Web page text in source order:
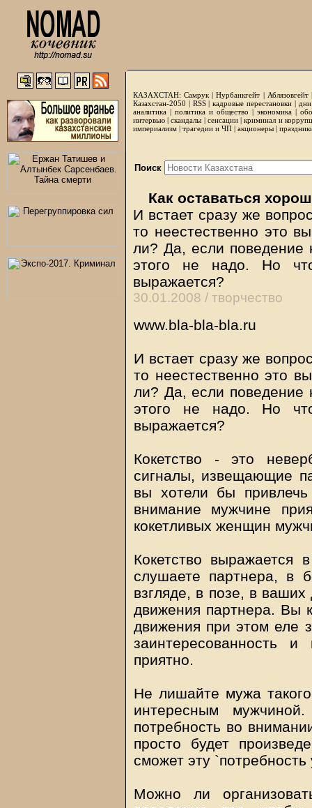
КАЗАХСТАН: Самрук |Нурбанкгейт | Аблязовгейт
Казахстан-2050 | RSS|кадровые перестановки|
аналитика | политика и общество | экономика |
интервью |скандалы | сенсации|криминал и
империализм | трагедии и ЧП | акционеры |
Поиск
Как оставаться
И встает сразу же
то неестественно это
ли? Да, если поведение
этого не надо. Но
выражается?
30.01.2008 / творчество
www.bla-bla-bla.ru
И встает сразу же
то неестественно это
ли? Да, если поведение
этого не надо. Но
выражается?
Кокетство - это
сигналы, извещающие
вы хотели бы привлечь
внимание мужчине
кокетливых женщин
Кокетство выражается
слушаете партнера, в
взгляде, в позе, в
движения партнера. Вы
движения при этом еле
заинтересованность
приятно.
Не лишайте мужа такого
интересным
потребность во
просто будет
сможет эту `потребность
Можно ли